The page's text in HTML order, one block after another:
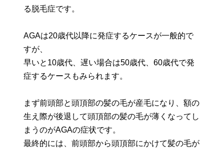
る脱毛症です。
AGAは20歳代以降に発症するケースが一般的で
すが、
早いと10歳代、遅い場合は50歳代、60歳代で発
症するケースもみられます。
まず前頭部と頭頂部の髪の毛が産毛になり、額の
生え際が後退して頭頂部の髪の毛が薄くなってし
まうのがAGAの症状です。
最終的には、前頭部から頭頂部にかけて髪の毛が